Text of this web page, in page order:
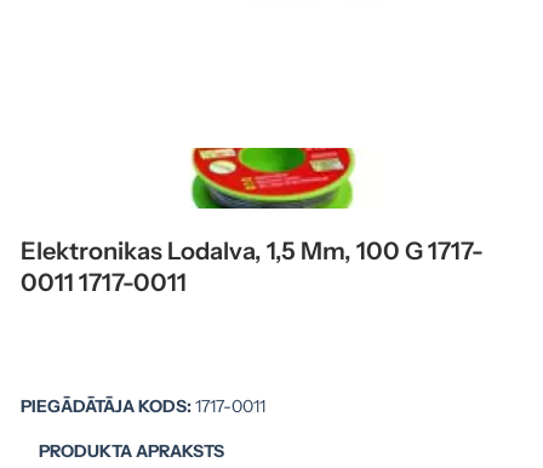
Elektronikas Lodalva, 1,5 Mm, 100 G 1717-
0011 1717-0011
PIEGĀDĀTĀJA KODS:1717-0011
PRODUKTA APRAKSTS